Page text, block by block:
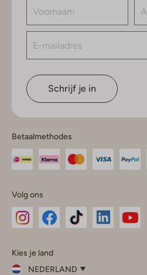
Schrijf je in
Betaalmethodes
Volg ons
InstagramFacebook
Kies je land
NEDERLAND